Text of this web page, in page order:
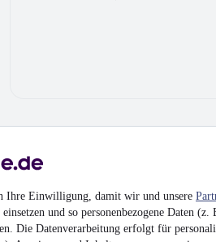
Ihre Einwilligung, damit wir und unsere
und so personenbezogene Daten
Die Datenverarbeitung erfolgt für